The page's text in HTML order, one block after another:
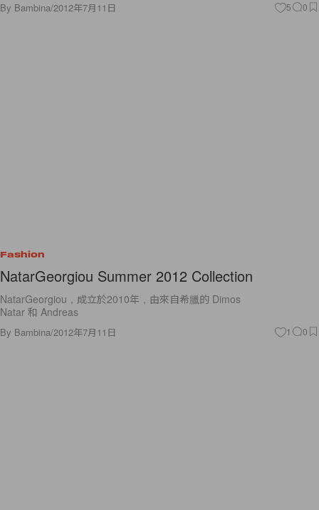
By Bambina/2012年7月11日 5 0
Fashion
NatarGeorgiou Summer 2012 Collection
NatarGeorgiou，成立於2010年，由來自希臘的 Dimos
Natar 和 Andreas
By Bambina/2012年7月11日 1 0